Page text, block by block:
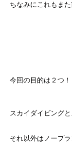
ちなみにこれもま
今回の目的は２つ！
スカイダイビング
それ以外はノープ